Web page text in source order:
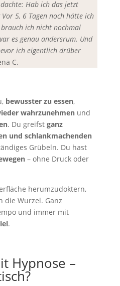
Hab ich das jetzt
5, 6 Tagen noch hätte ich
ich nicht nochmal
es genau andersrum. Und
ich eigentlich drüber
C.
bewusster zu essen,
wahrzunehmenund
. Du greifst ganz
und schlankmachenden
Grübeln. Du hast
– ohne Druck oder
herumzudoktern,
die Wurzel. Ganz
und immer mit
.
Hypnose –